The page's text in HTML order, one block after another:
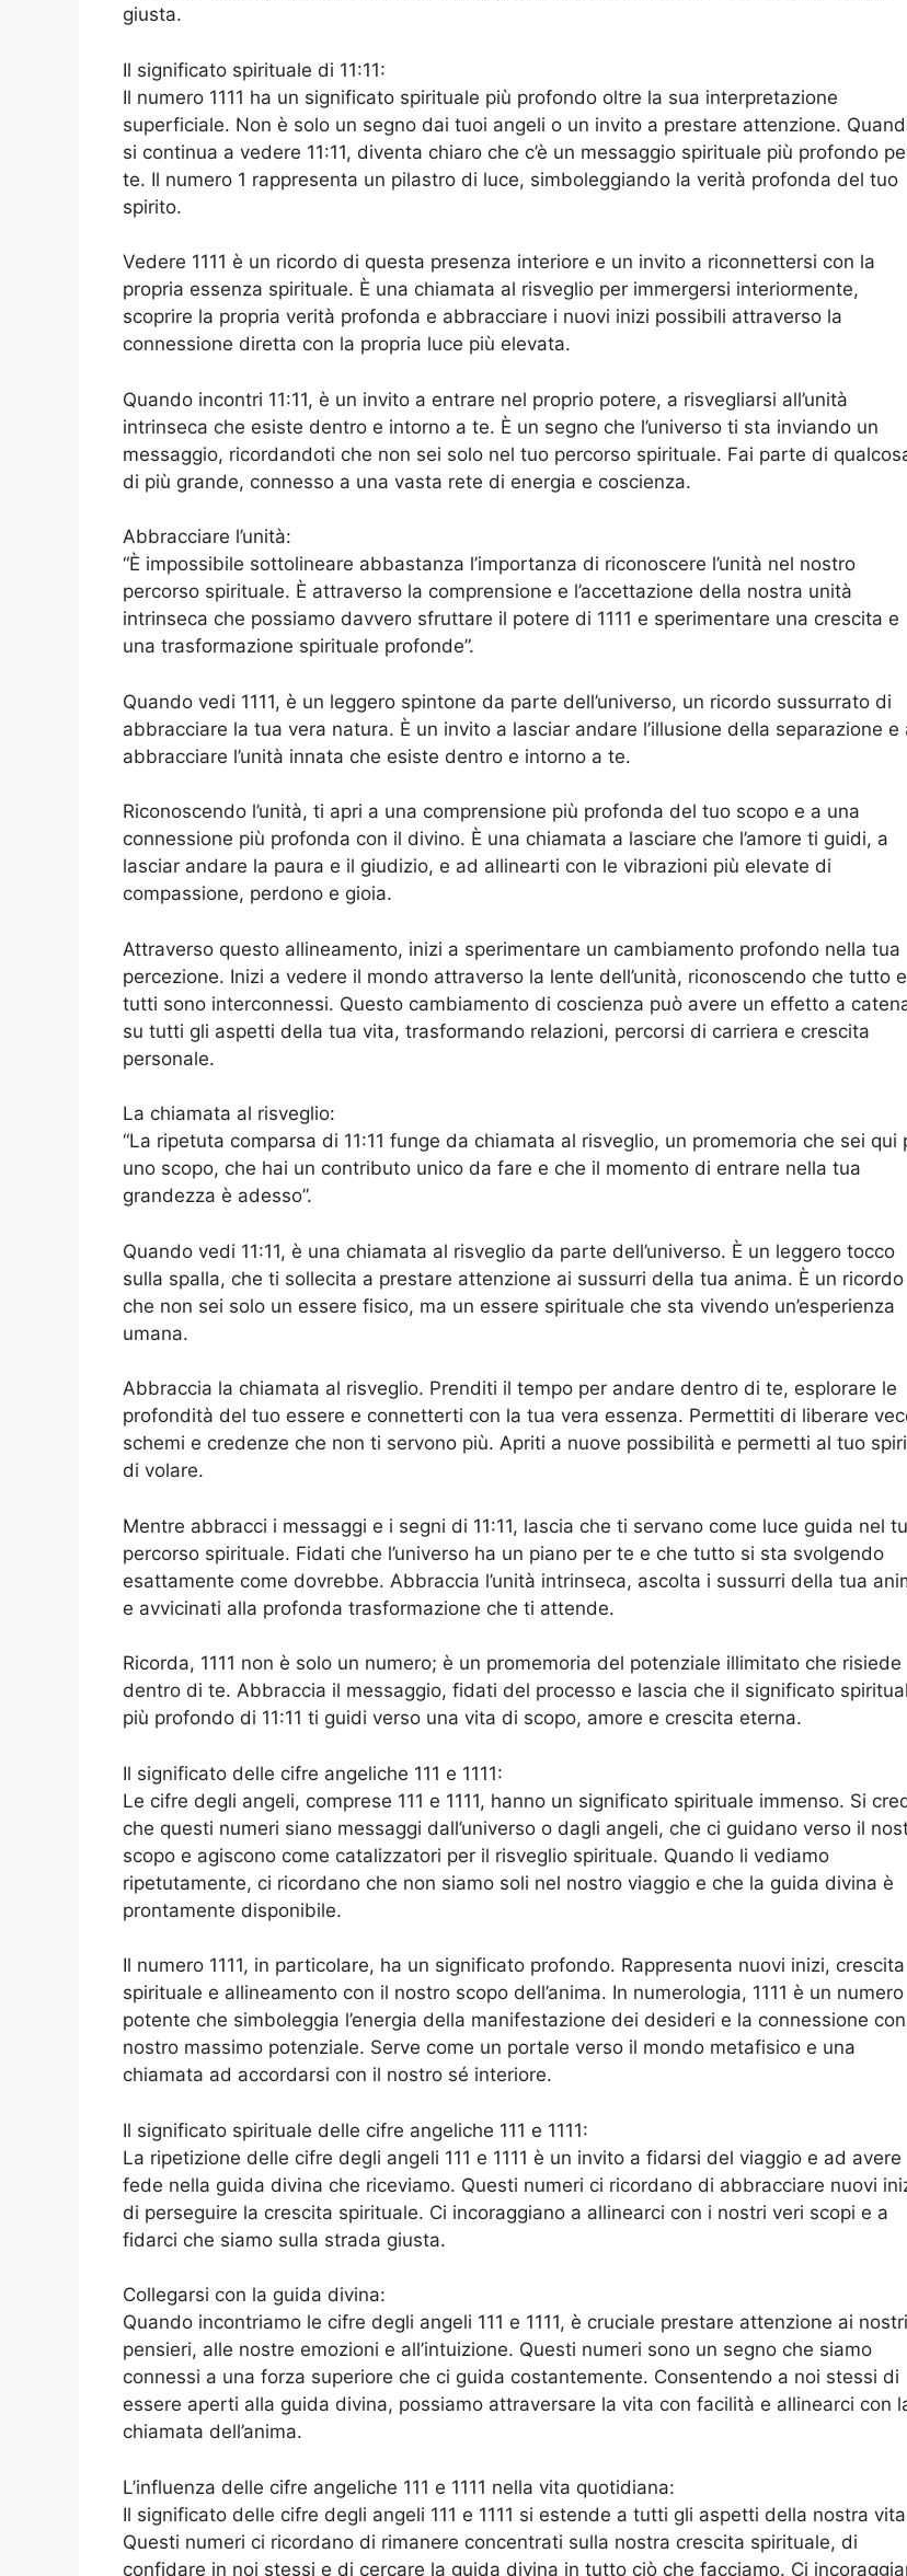
giusta.
Il significato spirituale di 11:11:
Il numero 1111 ha un significato spirituale più profondo oltre la sua interpretazione
superficiale. Non è solo un segno dai tuoi angeli o un invito a prestare attenzione.
si continua a vedere 11:11, diventa chiaro che c’è un messaggio spirituale più profondo
te. Il numero 1 rappresenta un pilastro di luce, simboleggiando la verità profonda del tuo
spirito.
Vedere 1111 è un ricordo di questa presenza interiore e un invito a riconnettersi con la
propria essenza spirituale. È una chiamata al risveglio per immergersi interiormente,
scoprire la propria verità profonda e abbracciare i nuovi inizi possibili attraverso la
connessione diretta con la propria luce più elevata.
Quando incontri 11:11, è un invito a entrare nel proprio potere, a risvegliarsi all’unità
intrinseca che esiste dentro e intorno a te. È un segno che l’universo ti sta inviando un
messaggio, ricordandoti che non sei solo nel tuo percorso spirituale. Fai parte di
di più grande, connesso a una vasta rete di energia e coscienza.
Abbracciare l’unità:
“È impossibile sottolineare abbastanza l’importanza di riconoscere l’unità nel nostro
percorso spirituale. È attraverso la comprensione e l’accettazione della nostra unità
intrinseca che possiamo davvero sfruttare il potere di 1111 e sperimentare una crescita e
una trasformazione spirituale profonde”.
Quando vedi 1111, è un leggero spintone da parte dell’universo, un ricordo sussurrato di
abbracciare la tua vera natura. È un invito a lasciar andare l’illusione della separazione e
abbracciare l’unità innata che esiste dentro e intorno a te.
Riconoscendo l’unità, ti apri a una comprensione più profonda del tuo scopo e a una
connessione più profonda con il divino. È una chiamata a lasciare che l’amore ti guidi, a
lasciar andare la paura e il giudizio, e ad allinearti con le vibrazioni più elevate di
compassione, perdono e gioia.
Attraverso questo allineamento, inizi a sperimentare un cambiamento profondo nella tua
percezione. Inizi a vedere il mondo attraverso la lente dell’unità, riconoscendo che tutto e
tutti sono interconnessi. Questo cambiamento di coscienza può avere un effetto a
su tutti gli aspetti della tua vita, trasformando relazioni, percorsi di carriera e crescita
personale.
La chiamata al risveglio:
“La ripetuta comparsa di 11:11 funge da chiamata al risveglio, un promemoria che sei qui
uno scopo, che hai un contributo unico da fare e che il momento di entrare nella tua
grandezza è adesso”.
Quando vedi 11:11, è una chiamata al risveglio da parte dell’universo. È un leggero tocco
sulla spalla, che ti sollecita a prestare attenzione ai sussurri della tua anima. È un ricordo
che non sei solo un essere fisico, ma un essere spirituale che sta vivendo un’esperienza
umana.
Abbraccia la chiamata al risveglio. Prenditi il tempo per andare dentro di te, esplorare le
profondità del tuo essere e connetterti con la tua vera essenza. Permettiti di liberare
schemi e credenze che non ti servono più. Apriti a nuove possibilità e permetti al tuo
di volare.
Mentre abbracci i messaggi e i segni di 11:11, lascia che ti servano come luce guida nel
percorso spirituale. Fidati che l’universo ha un piano per te e che tutto si sta svolgendo
esattamente come dovrebbe. Abbraccia l’unità intrinseca, ascolta i sussurri della tua
e avvicinati alla profonda trasformazione che ti attende.
Ricorda, 1111 non è solo un numero; è un promemoria del potenziale illimitato che risiede
dentro di te. Abbraccia il messaggio, fidati del processo e lascia che il significato
più profondo di 11:11 ti guidi verso una vita di scopo, amore e crescita eterna.
Il significato delle cifre angeliche 111 e 1111:
Le cifre degli angeli, comprese 111 e 1111, hanno un significato spirituale immenso. Si
che questi numeri siano messaggi dall’universo o dagli angeli, che ci guidano verso il
scopo e agiscono come catalizzatori per il risveglio spirituale. Quando li vediamo
ripetutamente, ci ricordano che non siamo soli nel nostro viaggio e che la guida divina è
prontamente disponibile.
Il numero 1111, in particolare, ha un significato profondo. Rappresenta nuovi inizi, crescita
spirituale e allineamento con il nostro scopo dell’anima. In numerologia, 1111 è un numero
potente che simboleggia l’energia della manifestazione dei desideri e la connessione
nostro massimo potenziale. Serve come un portale verso il mondo metafisico e una
chiamata ad accordarsi con il nostro sé interiore.
Il significato spirituale delle cifre angeliche 111 e 1111:
La ripetizione delle cifre degli angeli 111 e 1111 è un invito a fidarsi del viaggio e ad avere
fede nella guida divina che riceviamo. Questi numeri ci ricordano di abbracciare nuovi
di perseguire la crescita spirituale. Ci incoraggiano a allinearci con i nostri veri scopi e a
fidarci che siamo sulla strada giusta.
Collegarsi con la guida divina:
Quando incontriamo le cifre degli angeli 111 e 1111, è cruciale prestare attenzione ai nostri
pensieri, alle nostre emozioni e all’intuizione. Questi numeri sono un segno che siamo
connessi a una forza superiore che ci guida costantemente. Consentendo a noi stessi di
essere aperti alla guida divina, possiamo attraversare la vita con facilità e allinearci con
chiamata dell’anima.
L’influenza delle cifre angeliche 111 e 1111 nella vita quotidiana:
Il significato delle cifre degli angeli 111 e 1111 si estende a tutti gli aspetti della nostra
Questi numeri ci ricordano di rimanere concentrati sulla nostra crescita spirituale, di
confidare in noi stessi e di cercare la guida divina in tutto ciò che facciamo. Ci